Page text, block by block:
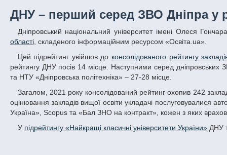
ДНУ – перший серед ЗВО Дніпра у
Дніпровський національний університет імені Олеся
області, складеного інформаційним ресурсом «Освіта.ua».
Цей підрейтинг увійшов до консолідованого рейтингу
рейтингу ДНУ посів 14 місце. Наступними серед дніпровських
та НТУ «Дніпровська політехніка» – 27-28 місце.
Загалом, 2021 року консолідований рейтинг охопив 242 заклади вищої освіти країни, що здійснюють підготовку бакалаврів та магістрів. Для
оцінювання закладів вищої освіти укладачі послуговувалися
Україна», Scopus та «Бал ЗНО на контракт», кожен з яких
У підрейтингу «Найкращі класичні університети України»ДНУ